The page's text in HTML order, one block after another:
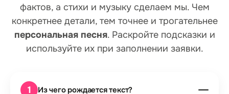
фактов, а стихи и музыку сделаем мы. Чем
конкретнее детали, тем точнее и трогательнее
персональная песня. Раскройте подсказки и
используйте их при заполнении заявки.
1 Из чего рождается текст?